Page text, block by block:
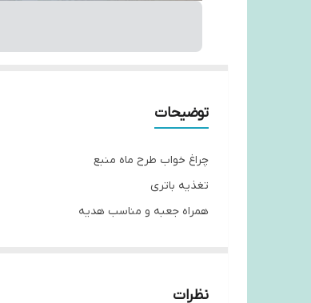
توضیحات
چراغ خواب طرح ماه منبع
تغذیه باتری
همراه جعبه و مناسب هدیه
نظرات